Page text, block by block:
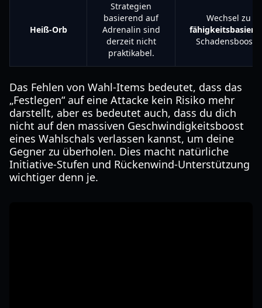
Heiß-Orb
Strategien
basierend auf
Adrenalin sind
derzeit nicht
praktikabel.
Wechsel zu
Schadensboosts.
Das Fehlen von Wahl-Items bedeutet, dass das
„Festlegen“ auf eine Attacke kein Risiko mehr
darstellt, aber es bedeutet auch, dass du dich
nicht auf den massiven Geschwindigkeitsboost
eines Wahlschals verlassen kannst, um deine
Gegner zu überholen. Dies macht natürliche
Initiative-Stufen und Rückenwind-Unterstützung
wichtiger denn je.